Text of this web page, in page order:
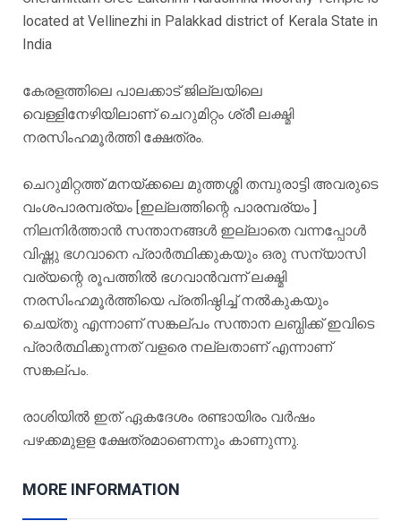
located at Vellinezhi in Palakkad district of Kerala State in
India
കേരളത്തിലെ പാലക്കാട് ജില്ലയിലെ
വെള്ളിനേഴിയിലാണ് ചെറുമിറ്റം ശ്രീ ലക്ഷ്മി
നരസിംഹമൂർത്തി ക്ഷേത്രം.
ചെറുമിറ്റത്ത് മനയ്ക്കലെ മുത്തശ്ശി തമ്പുരാട്ടി അവരുടെ
വംശപാരമ്പര്യം [ഇല്ലത്തിന്റെ പാരമ്പര്യം ]
നിലനിർത്താൻ സന്താനങ്ങൾ ഇല്ലാതെ വന്നപ്പോൾ
വിഷ്ണു ഭഗവാനെ പ്രാർത്ഥിക്കുകയും ഒരു സന്യാസി
വര്യന്റെ രൂപത്തിൽ ഭഗവാൻവന്ന് ലക്ഷ്മി
നരസിംഹമൂർത്തിയെ പ്രതിഷ്ഠിച്ച് നൽകുകയും
ചെയ്തു എന്നാണ് സങ്കല്പം സന്താന ലബ്ധിക്ക് ഇവിടെ
പ്രാർത്ഥിക്കുന്നത് വളരെ നല്ലതാണ് എന്നാണ്
സങ്കല്പം.
രാശിയിൽ ഇത് ഏകദേശം രണ്ടായിരം വർഷം
പഴക്കമുളള ക്ഷേത്രമാണെന്നും കാണുന്നു.
MORE INFORMATION